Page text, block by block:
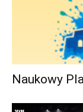
Naukowy